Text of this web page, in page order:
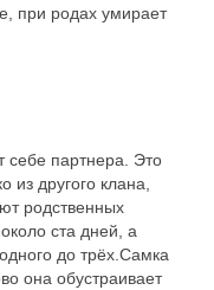
при родах умирает
себе партнера. Это
из другого клана,
родственных
ста дней, а
до трёх.Самка
она обустраивает